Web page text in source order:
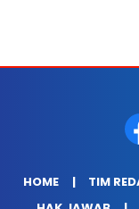
HOME TIM